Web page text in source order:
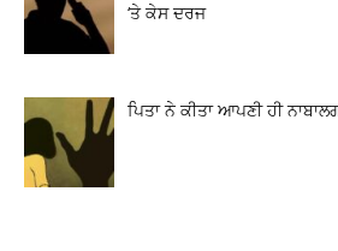
‘ਤੇ ਕੇਸ ਦਰਜ
ਪਿਤਾ ਨੇ ਕੀਤਾ ਆਪਣੀ ਹੀ